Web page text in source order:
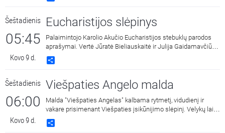
Šeštadienis
05:45
Kovo 9 d.
Eucharistijos slėpinys
Palaimintojo Karolio Akučio Eucharistijos stebuklų parodos
aprašymai. Vertė Jūratė Bieliauskaitė ir Julija Gaidamavčiūtė.
Skaito Austėja Brazauskaitė.
Šeštadienis
06:00
Kovo 9 d.
Viešpaties Angelo malda
Malda "Viešpaties Angelas" kalbama rytmetį, vidudienį ir
vakare prisimenant Viešpaties įsikūnijimo slėpinį. Velykų laiku
triskart per dieną vietoj šios maldos Bažnyčia meldžiasi
malda "Dangaus Karaliene", drauge su Įsikūnijusio Žodžio